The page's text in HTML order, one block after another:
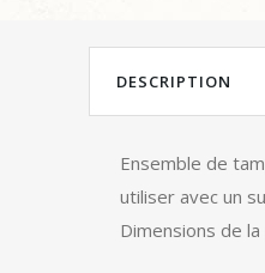
-
quantity
DESCRIPTION
Ensemble de
utiliser avec un
Dimensions de